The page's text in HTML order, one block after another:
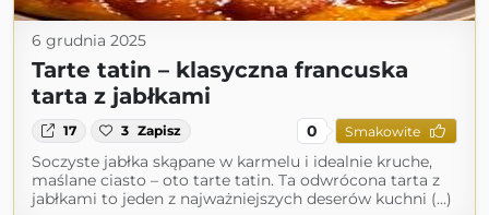
6 grudnia 2025
Tarte tatin – klasyczna francuska
tarta z jabłkami
17 3 Zapisz 0 Smakowite
Soczyste jabłka skąpane w karmelu i idealnie kruche,
maślane ciasto – oto tarte tatin. Ta odwrócona tarta z
jabłkami to jeden z najważniejszych deserów kuchni (...)